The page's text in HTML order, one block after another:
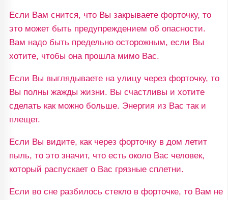
Если Вам снится, что Вы закрываете форточку, то
это может быть предупреждением об опасности.
Вам надо быть предельно осторожным, если Вы
хотите, чтобы она прошла мимо Вас.
Если Вы выглядываете на улицу через форточку, то
Вы полны жажды жизни. Вы счастливы и хотите
сделать как можно больше. Энергия из Вас так и
плещет.
Если Вы видите, как через форточку в дом летит
пыль, то это значит, что есть около Вас человек,
который распускает о Вас грязные сплетни.
Если во сне разбилось стекло в форточке, то Вам не